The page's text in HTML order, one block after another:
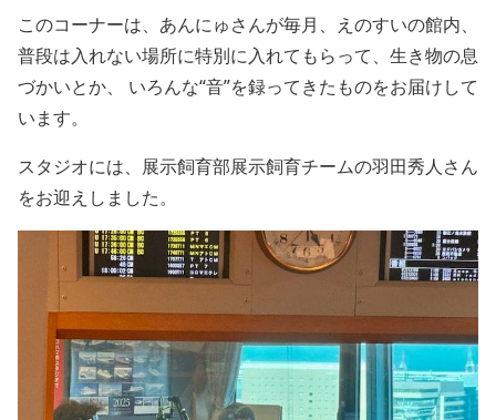
このコーナーは、あんにゅさんが毎月、えのすいの館内、
普段は入れない場所に特別に入れてもらって、生き物の息
づかいとか、 いろんな“音”を録ってきたものをお届けして
います。
スタジオには、展示飼育部展示飼育チームの羽田秀人さん
をお迎えしました。